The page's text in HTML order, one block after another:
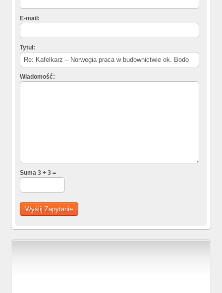
E-mail:
Tytuł:
Wiadomość:
Suma 3 + 3 =